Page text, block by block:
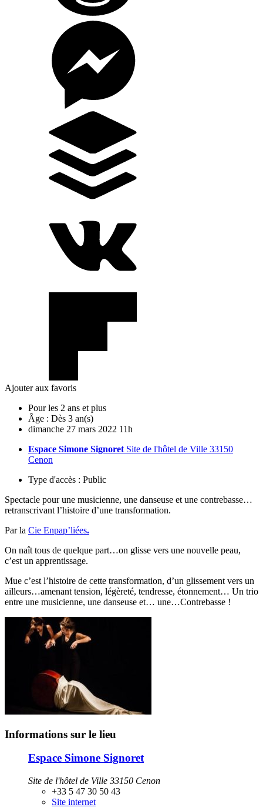
Ajouter aux favoris
Pour les 2 ans et plus
Âge : Dès 3 an(s)
dimanche 27 mars 2022 11h
Espace Simone Signoret Site de l'hôtel de Ville 33150
Cenon
Type d'accès : Public
Spectacle pour une musicienne, une danseuse et une contrebasse…
retranscrivant l’histoire d’une transformation.
Par la Cie Enpap’liées.
On naît tous de quelque part…on glisse vers une nouvelle peau,
c’est un apprentissage.
Mue c’est l’histoire de cette transformation, d’un glissement vers un
ailleurs…amenant tension, légèreté, tendresse, étonnement… Un trio
entre une musicienne, une danseuse et… une…Contrebasse !
Informations sur le lieu
Espace Simone Signoret
Site de l'hôtel de Ville 33150 Cenon
+33 5 47 30 50 43
Site internet